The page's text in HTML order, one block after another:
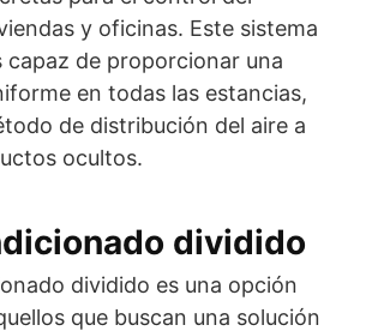
y oficinas. Este sistema
capaz de proporcionar una
en todas las estancias,
de distribución del aire a
ocultos.
dividido
dividido es una opción
que buscan una solución